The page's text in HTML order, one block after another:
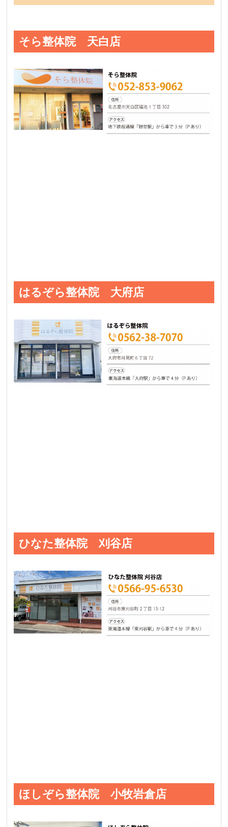
そら整体院 天白店
はるぞら整体院 大府店
ひなた整体院 刈谷店
ほしぞら整体院 小牧岩倉店